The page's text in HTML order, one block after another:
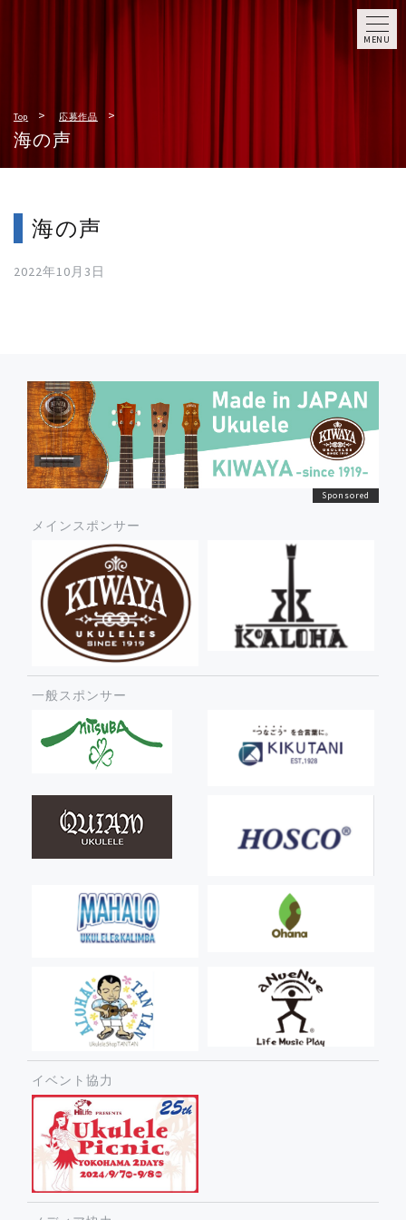
MENU
Top 応募作品
海の声
海の声
2022年10月3日
メインスポンサー
一般スポンサー
イベント協力